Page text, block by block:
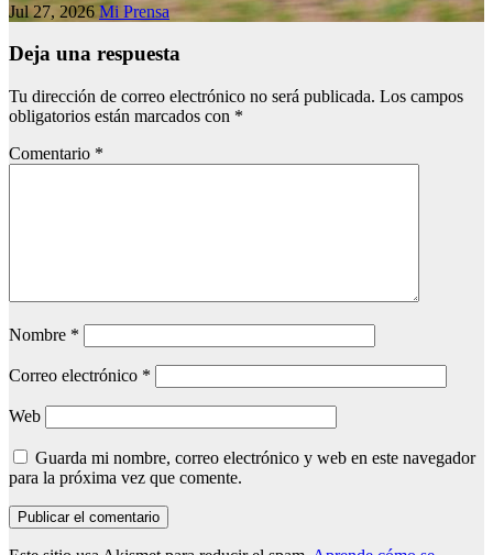
Jul 27, 2026Mi Prensa
Deja una respuesta
Tu dirección de correo electrónico no será publicada. Los campos
obligatorios están marcados con *
Comentario *
Nombre *
Correo electrónico *
Web
Guarda mi nombre, correo electrónico y web en este navegador
para la próxima vez que comente.